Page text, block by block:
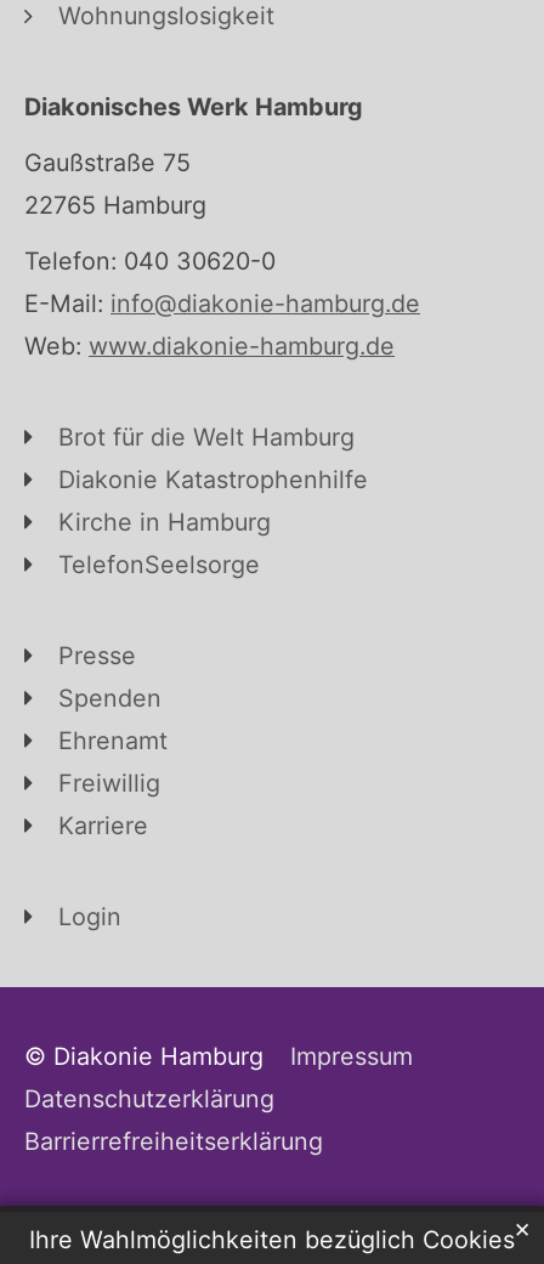
Ihre Wahlmöglichkeiten bezüglich Cookies✕
Wohnungslosigkeit
Diakonisches Werk Hamburg
Gaußstraße 75
22765 Hamburg
Telefon: 040 30620-0
E-Mail: info@diakonie-hamburg.de
Web: www.diakonie-hamburg.de
Brot für die Welt Hamburg
Diakonie Katastrophenhilfe
Kirche in Hamburg
TelefonSeelsorge
Presse
Spenden
Ehrenamt
Freiwillig
Karriere
Login
© Diakonie Hamburg
Impressum
Datenschutzerklärung
Barrierrefreiheitserklärung